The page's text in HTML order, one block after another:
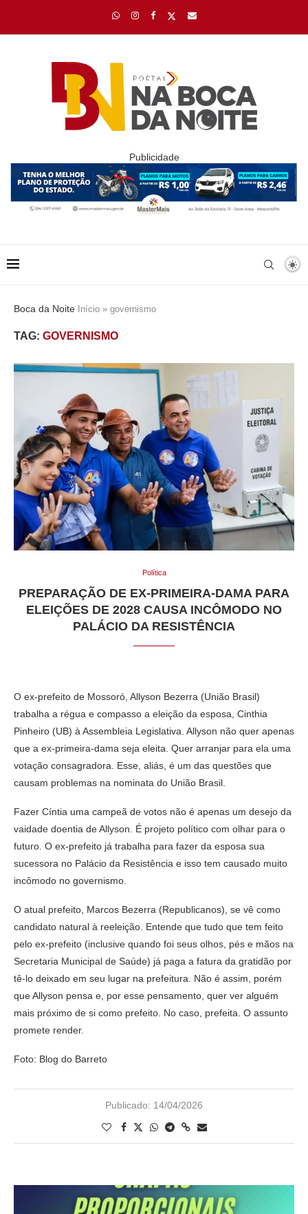
Publicidade
Boca da Noite Início » governismo
TAG: GOVERNISMO
Política
PREPARAÇÃO DE EX-PRIMEIRA-DAMA PARA
ELEIÇÕES DE 2028 CAUSA INCÔMODO NO
PALÁCIO DA RESISTÊNCIA
O ex-prefeito de Mossoró, Allyson Bezerra (União Brasil)
trabalha a régua e compasso a eleição da esposa, Cinthia
Pinheiro (UB) à Assembleia Legislativa. Allyson não quer apenas
que a ex-primeira-dama seja eleita. Quer arranjar para ela uma
votação consagradora. Esse, aliás, é um das questões que
causam problemas na nominata do União Brasil.
Fazer Cíntia uma campeã de votos não é apenas um desejo da
vaidade doentia de Allyson. É projeto político com olhar para o
futuro. O ex-prefeito já trabalha para fazer da esposa sua
sucessora no Palácio da Resistência e isso tem causado muito
incômodo no governismo.
O atual prefeito, Marcos Bezerra (Republicanos), se vê como
candidato natural à reeleição. Entende que tudo que tem feito
pelo ex-prefeito (inclusive quando foi seus olhos, pés e mãos na
Secretaria Municipal de Saúde) já paga a fatura da gratidão por
tê-lo deixado em seu lugar na prefeitura. Não é assim, porém
que Allyson pensa e, por esse pensamento, quer ver alguém
mais próximo de si como prefeito. No caso, prefeita. O assunto
promete render.
Foto: Blog do Barreto
Publicado: 14/04/2026